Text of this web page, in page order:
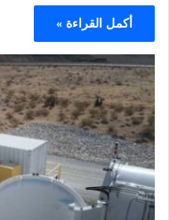
أكمل القراءة »